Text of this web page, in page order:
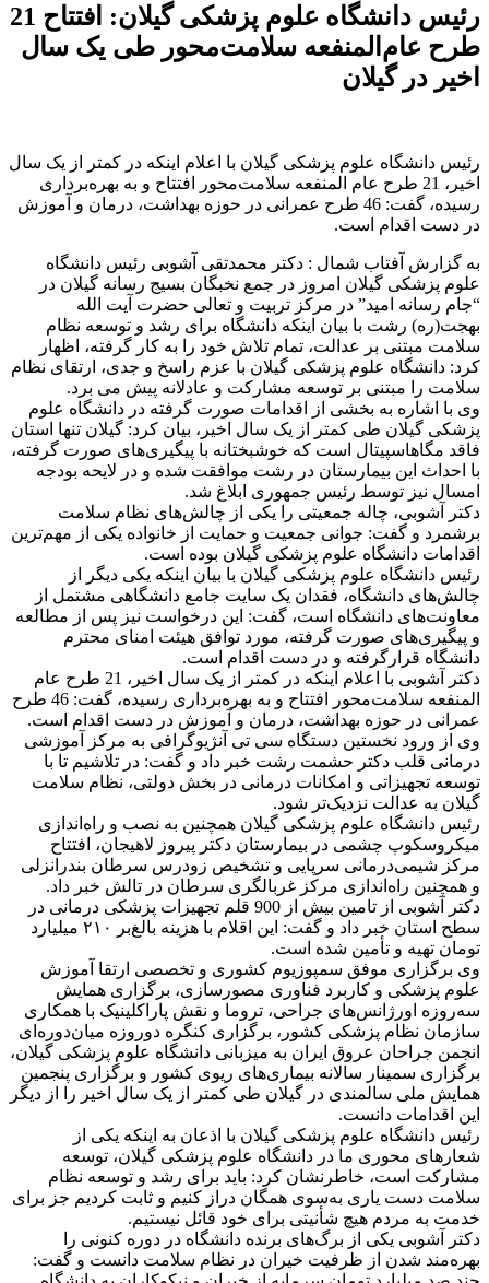
رئیس دانشگاه علوم پزشکی گیلان: افتتاح 21
طرح عام‌المنفعه سلامت‌محور طی یک سال
اخیر در گیلان
رئیس دانشگاه علوم پزشکی گیلان با اعلام اینکه در کمتر از یک سال
اخیر، 21 طرح عام المنفعه سلامت‌محور افتتاح و به بهره‌برداری
رسیده، گفت: 46 طرح عمرانی در حوزه بهداشت، درمان و آموزش
در دست اقدام است.
به گزارش آفتاب شمال : دکتر محمدتقی آشوبی رئیس دانشگاه
علوم پزشکی گیلان امروز در جمع نخبگان بسیج رسانه گیلان در
“جام رسانه امید” در مرکز تربیت و تعالی حضرت آیت الله
بهجت(ره) رشت با بیان اینکه دانشگاه برای رشد و توسعه نظام
سلامت مبتنی بر عدالت، تمام تلاش خود را به کار گرفته، اظهار
کرد: دانشگاه علوم پزشکی گیلان با عزم راسخ و جدی، ارتقای نظام
سلامت را مبتنی بر توسعه مشارکت و عادلانه پیش می برد.
وی با اشاره به بخشی از اقدامات صورت گرفته در دانشگاه علوم
پزشکی گیلان طی کمتر از یک سال اخیر، بیان کرد: گیلان تنها استان
فاقد مگاهاسپیتال است که خوشبختانه با پیگیری‌های صورت گرفته،
با احداث این بیمارستان در رشت موافقت شده و در لایحه بودجه
امسال نیز توسط رئیس جمهوری ابلاغ شد.
دکتر آشوبی، چاله جمعیتی را یکی از چالش‌های نظام سلامت
برشمرد و گفت: جوانی جمعیت و حمایت از خانواده یکی از مهم‌ترین
اقدامات دانشگاه علوم پزشکی گیلان بوده است.
رئیس دانشگاه علوم پزشکی گیلان با بیان اینکه یکی دیگر از
چالش‌های دانشگاه، فقدان یک سایت جامع دانشگاهی مشتمل از
معاونت‌های دانشگاه است، گفت: این درخواست نیز پس از مطالعه
و پیگیری‌های صورت گرفته، مورد توافق هیئت ‌امنای محترم
دانشگاه قرارگرفته و در دست اقدام است.
دکتر آشوبی با اعلام اینکه در کمتر از یک سال اخیر، 21 طرح عام
المنفعه سلامت‌محور افتتاح و به بهره‌برداری رسیده، گفت: 46 طرح
عمرانی در حوزه بهداشت، درمان و آموزش در دست اقدام است.
وی از ورود نخستین دستگاه سی تی آنژیوگرافی به مرکز آموزشی
درمانی قلب دکتر حشمت رشت خبر داد و گفت: در تلاشیم تا با
توسعه تجهیزاتی و امکانات درمانی در بخش دولتی، نظام سلامت
گیلان به عدالت نزدیک‌تر شود.
رئیس دانشگاه علوم پزشکی گیلان همچنین به نصب و راه‌اندازی
میکروسکوپ چشمی در بیمارستان دکتر پیروز لاهیجان، افتتاح
مرکز شیمی‌درمانی سرپایی و تشخیص زودرس سرطان بندرانزلی
و همچنین راه‌اندازی مرکز غربالگری سرطان در تالش خبر داد.
دکتر آشوبی از تامین بیش از 900 قلم تجهیزات پزشکی درمانی در
سطح استان خبر داد و گفت: این اقلام با هزینه بالغ‌بر ۲۱۰ میلیارد
تومان تهیه و تأمین شده است.
وی برگزاری موفق سمپوزیوم کشوری و تخصصی ارتقا آموزش
علوم پزشکی و کاربرد فناوری مصورسازی، برگزاری همایش
سه‌روزه اورژانس‌های جراحی، تروما و نقش پاراکلینیک با همکاری
سازمان نظام پزشکی کشور، برگزاری کنگره دوروزه میان‌دوره‌ای
انجمن جراحان عروق ایران به میزبانی دانشگاه علوم پزشکی گیلان،
برگزاری سمینار سالانه بیماری‌های ریوی کشور و برگزاری پنجمین
همایش ملی سالمندی در گیلان طی کمتر از یک سال اخیر را از دیگر
این اقدامات دانست.
رئیس دانشگاه علوم پزشکی گیلان با اذعان به اینکه یکی از
شعارهای محوری ما در دانشگاه علوم پزشکی گیلان، توسعه
مشارکت است، خاطرنشان کرد: باید برای رشد و توسعه نظام
سلامت دست یاری به‌سوی همگان دراز کنیم و ثابت کردیم جز برای
خدمت به مردم هیچ شأنیتی برای خود قائل نیستیم.
دکتر آشوبی یکی از برگ‌های برنده دانشگاه در دوره کنونی را
بهره‌مند شدن از ظرفیت خیران در نظام سلامت دانست و گفت: